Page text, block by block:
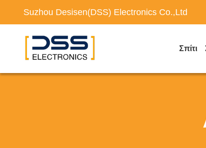
Suzhou Desisen(DSS) Electronics Co.,Ltd
Σπίτι